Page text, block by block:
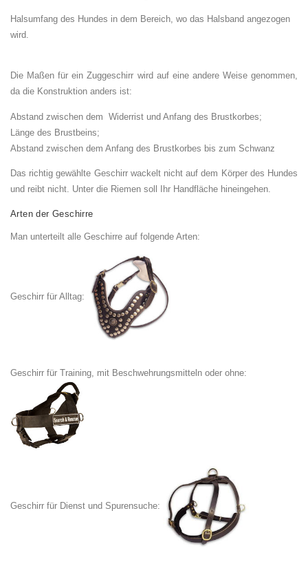
Halsumfang des Hundes in dem Bereich, wo das Halsband angezogen
wird.
Die Maßen für ein Zuggeschirr wird auf eine andere Weise genommen,
da die Konstruktion anders ist:
Abstand zwischen dem Widerrist und Anfang des Brustkorbes;
Länge des Brustbeins;
Abstand zwischen dem Anfang des Brustkorbes bis zum Schwanz
Das richtig gewählte Geschirr wackelt nicht auf dem Körper des Hundes
und reibt nicht. Unter die Riemen soll Ihr Handfläche hineingehen.
Arten der Geschirre
Man unterteilt alle Geschirre auf folgende Arten:
Geschirr für Alltag:
Geschirr für Training, mit Beschwehrungsmitteln oder ohne:
Geschirr für Dienst und Spurensuche: